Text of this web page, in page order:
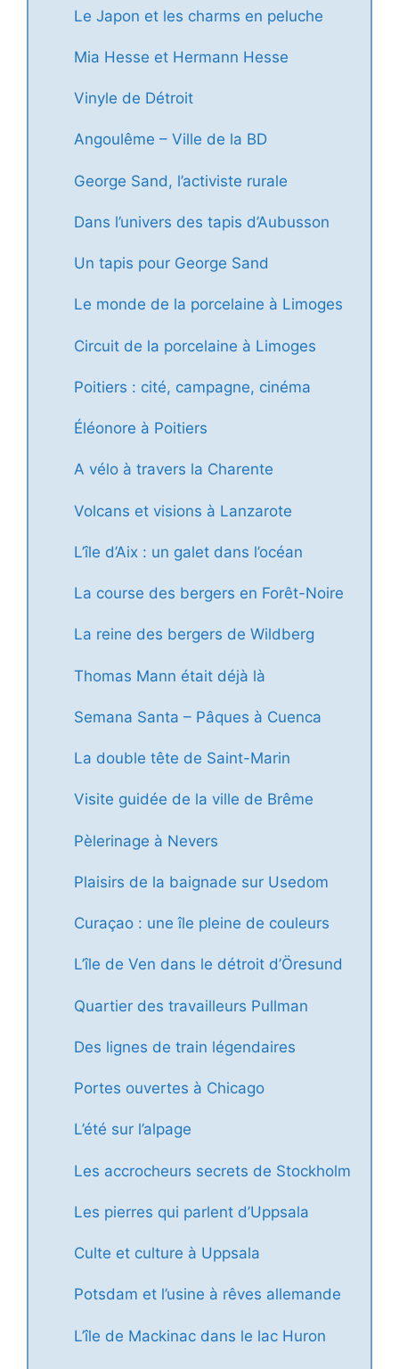
Le Japon et les charms en peluche
Mia Hesse et Hermann Hesse
Vinyle de Détroit
Angoulême – Ville de la BD
George Sand, l’activiste rurale
Dans l’univers des tapis d’Aubusson
Un tapis pour George Sand
Le monde de la porcelaine à Limoges
Circuit de la porcelaine à Limoges
Poitiers : cité, campagne, cinéma
Éléonore à Poitiers
A vélo à travers la Charente
Volcans et visions à Lanzarote
L’île d’Aix : un galet dans l’océan
La course des bergers en Forêt-Noire
La reine des bergers de Wildberg
Thomas Mann était déjà là
Semana Santa – Pâques à Cuenca
La double tête de Saint-Marin
Visite guidée de la ville de Brême
Pèlerinage à Nevers
Plaisirs de la baignade sur Usedom
Curaçao : une île pleine de couleurs
L’île de Ven dans le détroit d’Öresund
Quartier des travailleurs Pullman
Des lignes de train légendaires
Portes ouvertes à Chicago
L’été sur l’alpage
Les accrocheurs secrets de Stockholm
Les pierres qui parlent d’Uppsala
Culte et culture à Uppsala
Potsdam et l’usine à rêves allemande
L’île de Mackinac dans le lac Huron